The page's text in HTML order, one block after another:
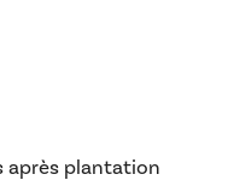
après plantation